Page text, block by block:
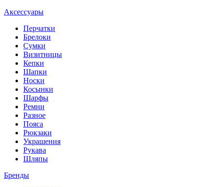
Аксессуары
Перчатки
Брелоки
Сумки
Визитницы
Кепки
Шапки
Носки
Косынки
Шарфы
Ремни
Разное
Пояса
Рюкзаки
Украшения
Рукава
Шляпы
Бренды